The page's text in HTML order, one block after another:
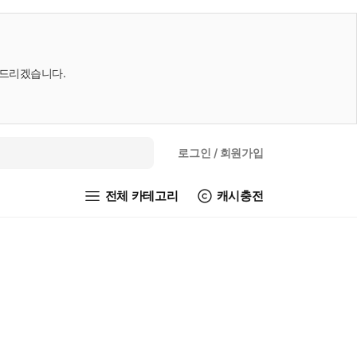
리겠습니다.
로그인 / 회원가입
전체 카테고리 캐시충전